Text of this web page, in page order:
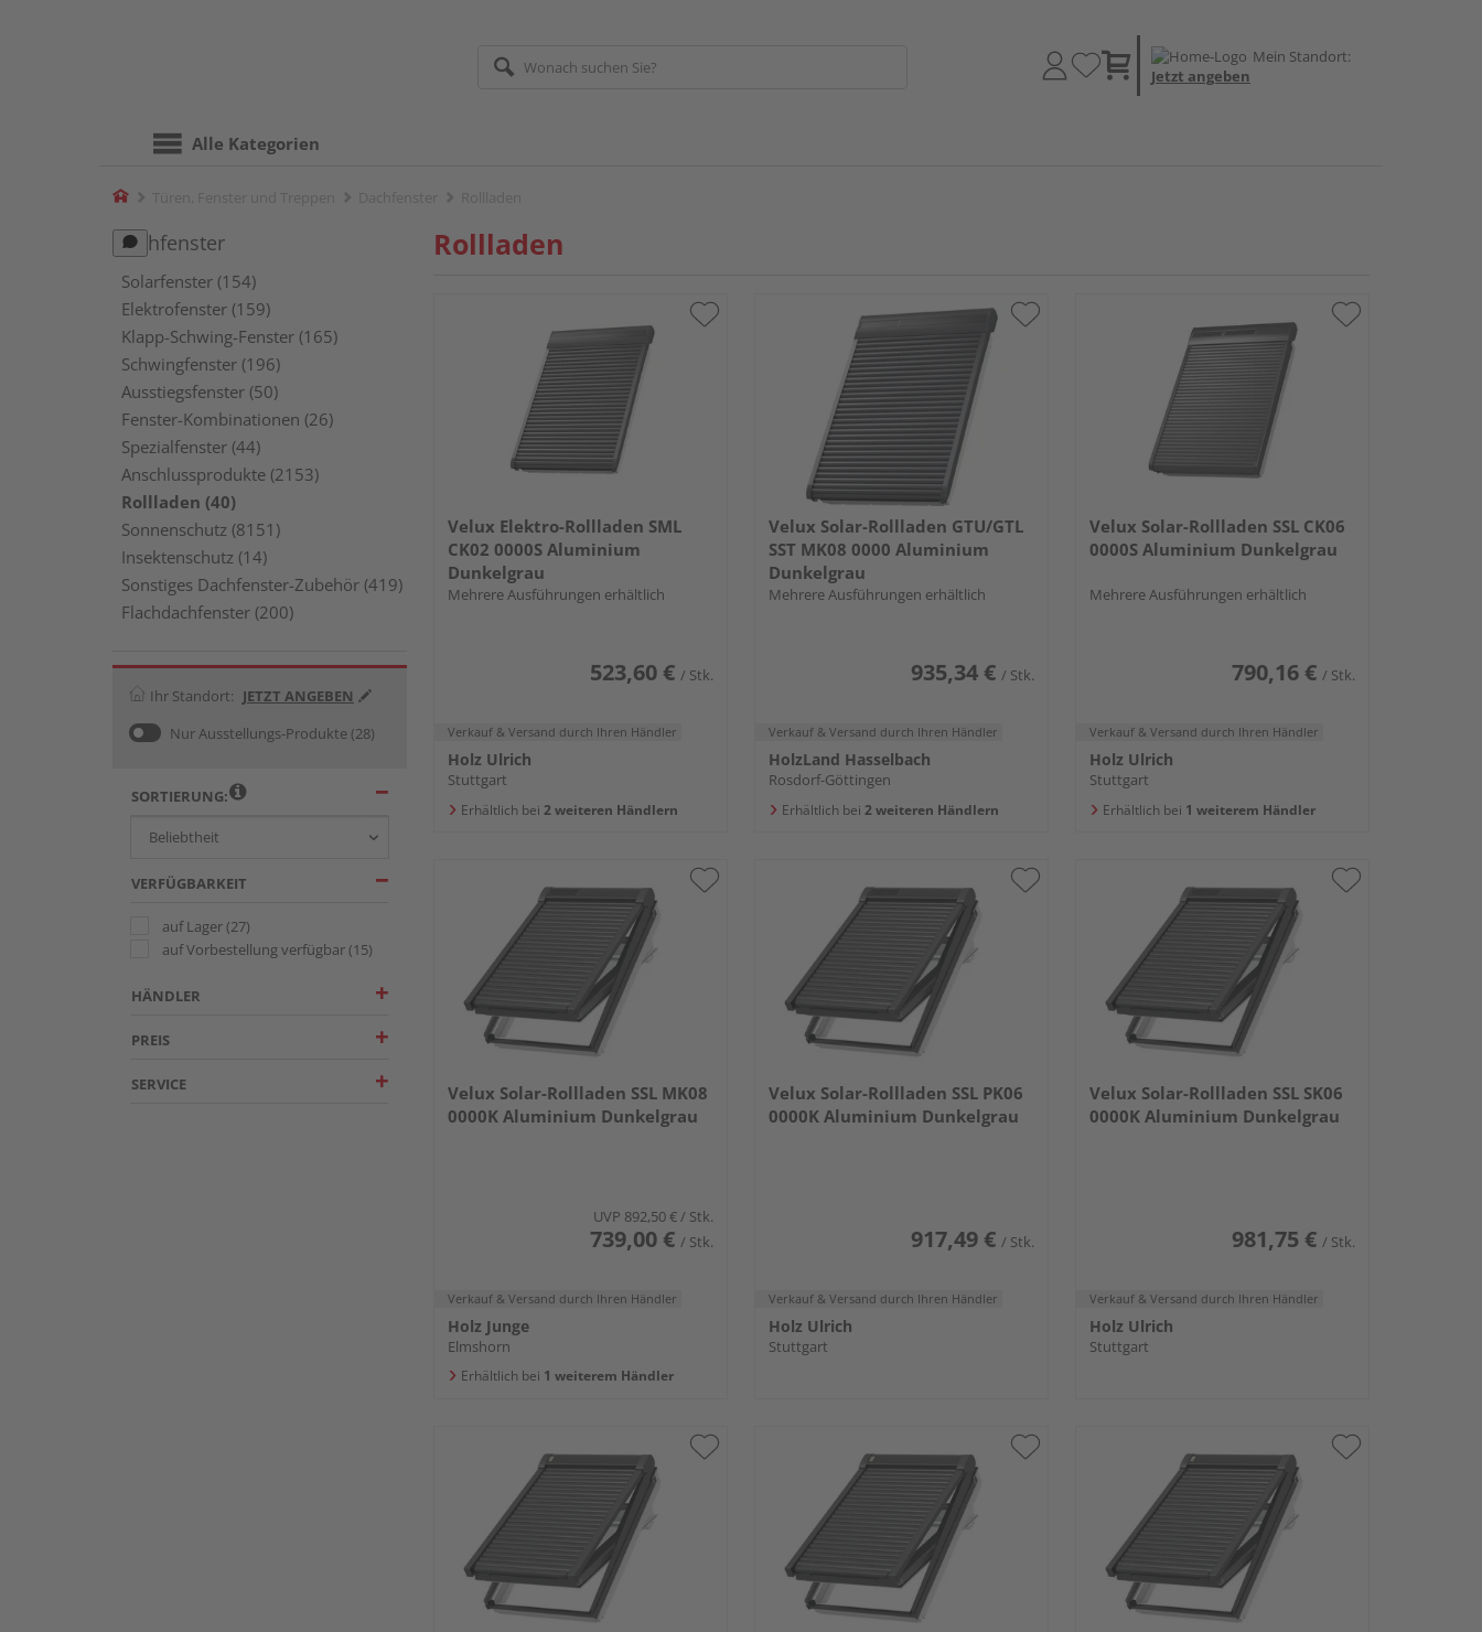
Mein Standort:
Jetzt angeben
Alle Kategorien
Home
Dachfenster
Solarfenster (154)
Elektrofenster (159)
Klapp-Schwing-Fenster (165)
Schwingfenster (196)
Ausstiegsfenster (50)
Fenster-Kombinationen (26)
Spezialfenster (44)
Anschlussprodukte (2153)
Rollladen (40)
Sonnenschutz (8151)
Insektenschutz (14)
Sonstiges Dachfenster-Zubehör (419)
Flachdachfenster (200)
Ihr Standort: JETZT ANGEBEN
Nur Ausstellungs-Produkte (28)
SORTIERUNG:
VERFÜGBARKEIT
auf Lager(27)
auf Vorbestellung verfügbar(15)
HÄNDLER
PREIS
SERVICE
Rollladen
Velux Elektro-Rollladen SML
CK02 0000S Aluminium
Dunkelgrau
Mehrere Ausführungen erhältlich
523,60 € / Stk.
Verkauf & Versand durch Ihren Händler
Holz Ulrich
Stuttgart
Erhältlich bei 2 weiteren Händlern
Velux Solar-Rollladen GTU/GTL
SST MK08 0000 Aluminium
Dunkelgrau
Mehrere Ausführungen erhältlich
935,34 € / Stk.
Verkauf & Versand durch Ihren Händler
HolzLand Hasselbach
Rosdorf-Göttingen
Erhältlich bei 2 weiteren Händlern
Velux Solar-Rollladen SSL CK06
0000S Aluminium Dunkelgrau
Mehrere Ausführungen erhältlich
790,16 € / Stk.
Verkauf & Versand durch Ihren Händler
Holz Ulrich
Stuttgart
Erhältlich bei 1 weiterem Händler
Velux Solar-Rollladen SSL MK08
0000K Aluminium Dunkelgrau
UVP 892,50 €/ Stk.
739,00 € / Stk.
Verkauf & Versand durch Ihren Händler
Holz Junge
Elmshorn
Erhältlich bei 1 weiterem Händler
Velux Solar-Rollladen SSL PK06
0000K Aluminium Dunkelgrau
917,49 € / Stk.
Verkauf & Versand durch Ihren Händler
Holz Ulrich
Stuttgart
Velux Solar-Rollladen SSL SK06
0000K Aluminium Dunkelgrau
981,75 € / Stk.
Verkauf & Versand durch Ihren Händler
Holz Ulrich
Stuttgart